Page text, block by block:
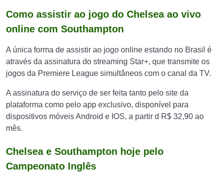
Como assistir ao jogo do Chelsea ao vivo
online com Southampton
A única forma de assistir ao jogo online estando no Brasil é
através da assinatura do streaming Star+, que transmite os
jogos da Premiere League simultâneos com o canal da TV.
A assinatura do serviço de ser feita tanto pelo site da
plataforma como pelo app exclusivo, disponível para
dispositivos móveis Android e IOS, a partir d R$ 32,90 ao
mês.
Chelsea e Southampton hoje pelo
Campeonato Inglês